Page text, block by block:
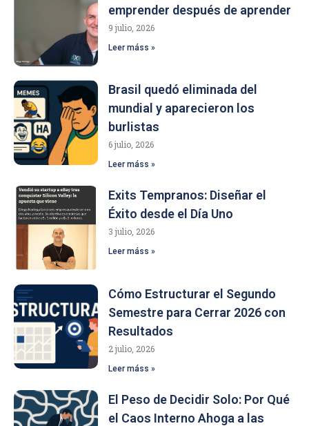
emprender después de aprender
9 julio, 2026
Leer máss »
Brasil quedó eliminada del
mundial y aparecieron los
burlistas
6 julio, 2026
Leer máss »
Exits Tempranos: Diseñar el
Éxito desde el Día Uno
3 julio, 2026
Leer máss »
Cómo Estructurar el Segundo
Semestre para Cerrar 2026 con
Resultados
2 julio, 2026
Leer máss »
El Peso de Decidir Solo: Por Qué
el Caos Interno Ahoga a las